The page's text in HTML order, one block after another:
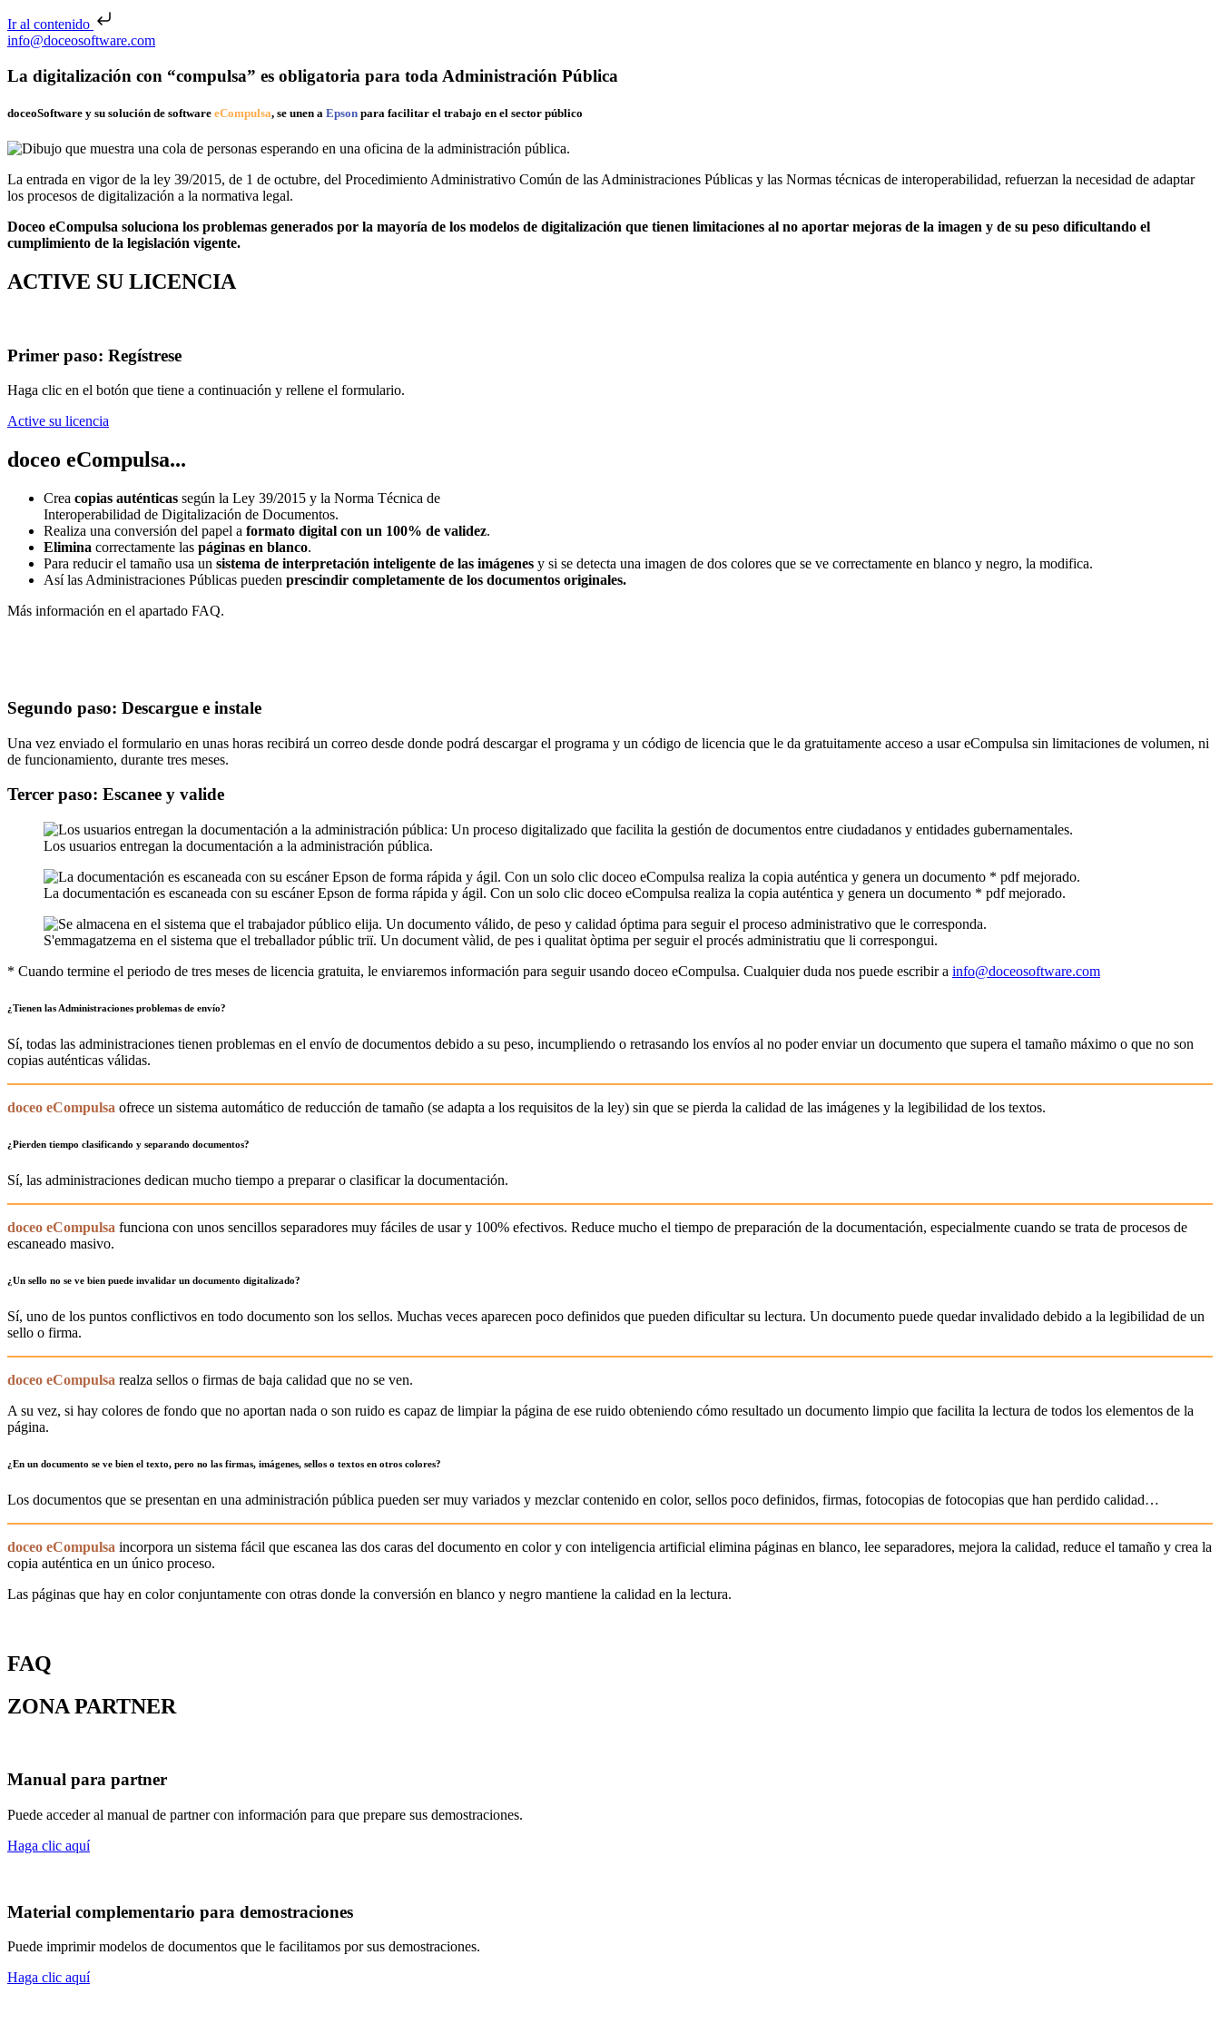
Ir al contenido
Saltar al contenido
info@doceosoftware.com
La digitalización con “compulsa” es obligatoria para toda Administración Pública
doceoSoftware y su solución de software eCompulsa, se unen a Epson para facilitar el trabajo en el sector público
La entrada en vigor de la ley 39/2015, de 1 de octubre, del Procedimiento Administrativo Común de las Administraciones Públicas y las Normas técnicas de interoperabilidad, refuerzan la necesidad de adaptar
los procesos de digitalización a la normativa legal.
Doceo eCompulsa soluciona los problemas generados por la mayoría de los modelos de digitalización que tienen limitaciones al no aportar mejoras de la imagen y de su peso dificultando el
cumplimiento de la legislación vigente.
ACTIVE SU LICENCIA
Primer paso: Regístrese
Haga clic en el botón que tiene a continuación y rellene el formulario.
Active su licencia
doceo eCompulsa...
Crea copias auténticas según la Ley 39/2015 y la Norma Técnica de
Interoperabilidad de Digitalización de Documentos.
Realiza una conversión del papel a formato digital con un 100% de validez.
Elimina correctamente las páginas en blanco.
Para reducir el tamaño usa un sistema de interpretación inteligente de las imágenes y si se detecta una imagen de dos colores que se ve correctamente en blanco y negro, la modifica.
Así las Administraciones Públicas pueden prescindir completamente de los documentos originales.
Más información en el apartado FAQ.
Segundo paso: Descargue e instale
Una vez enviado el formulario en unas horas recibirá un correo desde donde podrá descargar el programa y un código de licencia que le da gratuitamente acceso a usar eCompulsa sin limitaciones de volumen, ni
de funcionamiento, durante tres meses.
Tercer paso: Escanee y valide
Los usuarios entregan la documentación a la administración pública.
La documentación es escaneada con su escáner Epson de forma rápida y ágil. Con un solo clic doceo eCompulsa realiza la copia auténtica y genera un documento * pdf mejorado.
S'emmagatzema en el sistema que el treballador públic triï. Un document vàlid, de pes i qualitat òptima per seguir el procés administratiu que li correspongui.
* Cuando termine el periodo de tres meses de licencia gratuita, le enviaremos información para seguir usando doceo eCompulsa. Cualquier duda nos puede escribir a info@doceosoftware.com
¿Tienen las Administraciones problemas de envío?
Sí, todas las administraciones tienen problemas en el envío de documentos debido a su peso, incumpliendo o retrasando los envíos al no poder enviar un documento que supera el tamaño máximo o que no son
copias auténticas válidas.
doceo eCompulsa ofrece un sistema automático de reducción de tamaño (se adapta a los requisitos de la ley) sin que se pierda la calidad de las imágenes y la legibilidad de los textos.
¿Pierden tiempo clasificando y separando documentos?
Sí, las administraciones dedican mucho tiempo a preparar o clasificar la documentación.
doceo eCompulsa funciona con unos sencillos separadores muy fáciles de usar y 100% efectivos. Reduce mucho el tiempo de preparación de la documentación, especialmente cuando se trata de procesos de
escaneado masivo.
¿Un sello no se ve bien puede invalidar un documento digitalizado?
Sí, uno de los puntos conflictivos en todo documento son los sellos. Muchas veces aparecen poco definidos que pueden dificultar su lectura. Un documento puede quedar invalidado debido a la legibilidad de un
sello o firma.
doceo eCompulsa realza sellos o firmas de baja calidad que no se ven.
A su vez, si hay colores de fondo que no aportan nada o son ruido es capaz de limpiar la página de ese ruido obteniendo cómo resultado un documento limpio que facilita la lectura de todos los elementos de la
página.
¿En un documento se ve bien el texto, pero no las firmas, imágenes, sellos o textos en otros colores?
Los documentos que se presentan en una administración pública pueden ser muy variados y mezclar contenido en color, sellos poco definidos, firmas, fotocopias de fotocopias que han perdido calidad…
doceo eCompulsa incorpora un sistema fácil que escanea las dos caras del documento en color y con inteligencia artificial elimina páginas en blanco, lee separadores, mejora la calidad, reduce el tamaño y crea la
copia auténtica en un único proceso.
Las páginas que hay en color conjuntamente con otras donde la conversión en blanco y negro mantiene la calidad en la lectura.
FAQ
ZONA PARTNER
Manual para partner
Puede acceder al manual de partner con información para que prepare sus demostraciones.
Haga clic aquí
Material complementario para demostraciones
Puede imprimir modelos de documentos que le facilitamos por sus demostraciones.
Haga clic aquí